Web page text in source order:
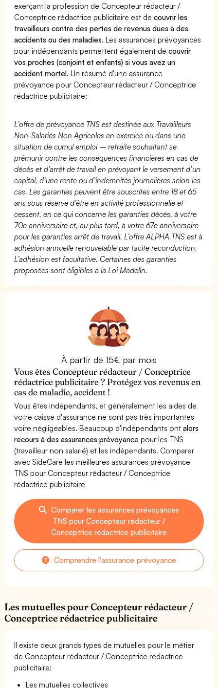
exerçant la profession de Concepteur rédacteur /
Conceptrice rédactrice publicitaire est decouvrir les
travailleurs contre des pertes de revenus dues à des
accidents ou des maladies. Les assurances prévoyances
pour indépendants permettent également decouvrir
vos proches (conjoint et enfants) si vous avez un
accident mortel. Un résumé d'une assurance
prévoyance pour Concepteur rédacteur / Conceptrice
rédactrice publicitaire:
L’offre de prévoyance TNS est destinée aux Travailleurs
Non-Salariés Non Agricoles en exercice ou dans une
situation de cumul emploi – retraite souhaitant se
prémunir contre les conséquences financières en cas de
décès et d’arrêt de travail en prévoyant le versement d’un
capital, d’une rente ou d’indemnités journalières selon les
cas. Les garanties peuvent être souscrites entre 18 et 65
ans sous réserve d’être en activité professionnelle et
cessent, en ce qui concerne les garanties décès, à votre
70e anniversaire et, au plus tard, à votre 67e anniversaire
pour les garanties arrêt de travail. L’offre ALPHA TNS est à
adhésion annuelle renouvelable par tacite reconduction.
L’adhésion est facultative. Certaines des garanties
proposées sont éligibles à la Loi Madelin.
À partir de 15€ par mois
Vous êtes Concepteur rédacteur / Conceptrice
rédactrice publicitaire ? Protégez vos revenus en
cas de maladie, accident !
Vous êtes indépendants, et généralement les aides de
votre caisse d'assurance ne sont pas très importantes
voire négligeables. Beaucoup d'indépendants ontalors
recours à des assurances prévoyance pour les TNS
(travailleur non salarié) et les indépendants. Comparer
avec SideCare les meilleures assurances prévoyance
TNS pour Concepteur rédacteur / Conceptrice
rédactrice publicitaire
Comparer les assurances prévoyances
TNS pour Concepteur rédacteur /
Conceptrice rédactrice publicitaire
Comprendre l'assurance prévoyance
Les mutuelles pour Concepteur rédacteur /
Conceptrice rédactrice publicitaire
Il existe deux grands types de mutuelles pour le métier
de Concepteur rédacteur / Conceptrice rédactrice
publicitaire:
Les mutuelles collectives